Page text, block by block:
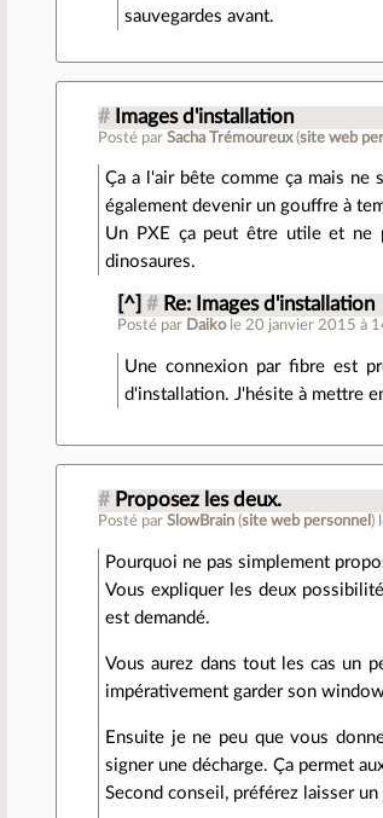
sauvegardes avant.
# Images d'installation
Posté parSacha Trémoureux(site web
Ça a l'air bête comme ça mais ne
également devenir un gouffre à
Un PXE ça peut être utile et ne
dinosaures.
[^] # Re: Images d'installation
Posté par Daiko le 20 janvier 2015 à
Une connexion par fibre est
d'installation. J'hésite à mettre
# Proposez les deux.
Posté parSlowBrain (site web personnel )
Pourquoi ne pas simplement
Vous expliquer les deux
est demandé.
Vous aurez dans tout les cas un
impérativement garder son
Ensuite je ne peu que vous
signer une décharge. Ça permet
Second conseil, préférez laisser